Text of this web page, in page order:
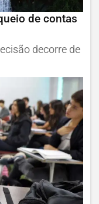
de contas
decorre de